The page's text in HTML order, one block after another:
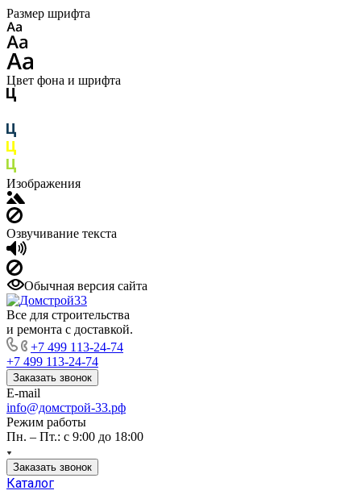
Размер шрифта
Цвет фона и шрифта
Изображения
Озвучивание текста
Обычная версия сайта
Все для строительства
и ремонта с доставкой.
+7 499 113-24-74
+7 499 113-24-74
Заказать звонок
E-mail
info@домстрой-33.рф
Режим работы
Пн. – Пт.: с 9:00 до 18:00
Заказать звонок
Каталог